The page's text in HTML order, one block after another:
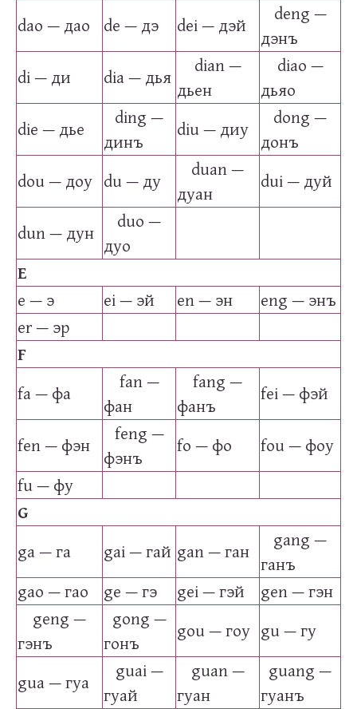
dao — дао
de — дэ dei — дэй
deng —
дэнъ
di — ди
dia — дья
dian —
дьен
diao —
дьяо
die — дье
ding —
динъ
diu — диу
dong —
донъ
dou — доу du — ду
duan —
дуан
dui — дуй
dun — дун
duo —
дуо
E
e — э
ei — эй en — эн
eng — энъ
er — эр
F
fa — фа
fan —
фан
fang —
фанъ
fei — фэй
fen — фэн
feng —
фэнъ
fo — фо
fou — фоу
fu — фу
G
ga — га
gai — гай gan — ган
gang —
ганъ
gao — гао
ge — гэ gei — гэй
gen — гэн
geng —
гэнъ
gong —
гонъ
gou — гоу gu — гу
gua — гуа
guai —
гуай
guan —
гуан
guang —
гуанъ